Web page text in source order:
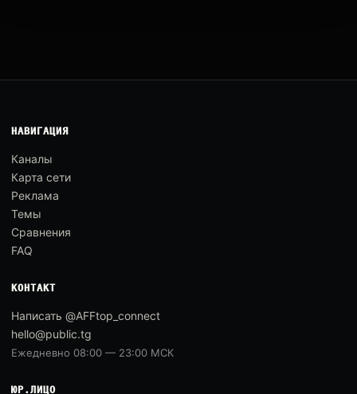
НАВИГАЦИЯ
Каналы
Карта сети
Реклама
Темы
Сравнения
FAQ
КОНТАКТ
Написать @AFFtop_connect
hello@public.tg
Ежедневно 08:00 — 23:00 МСК
ЮР.ЛИЦО